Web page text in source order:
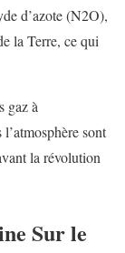
d’azote (N2O),
la Terre, ce qui
gaz à
sont
la révolution
Sur le